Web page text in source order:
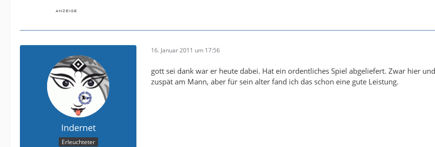
Indernet
Erleuchteter
16. Januar 2011 um 17:56
gott sei dank war er heute dabei. Hat ein ordentliches Spiel abgeliefert. Zwar hier
zuspät am Mann, aber für sein alter fand ich das schon eine gute Leistung.